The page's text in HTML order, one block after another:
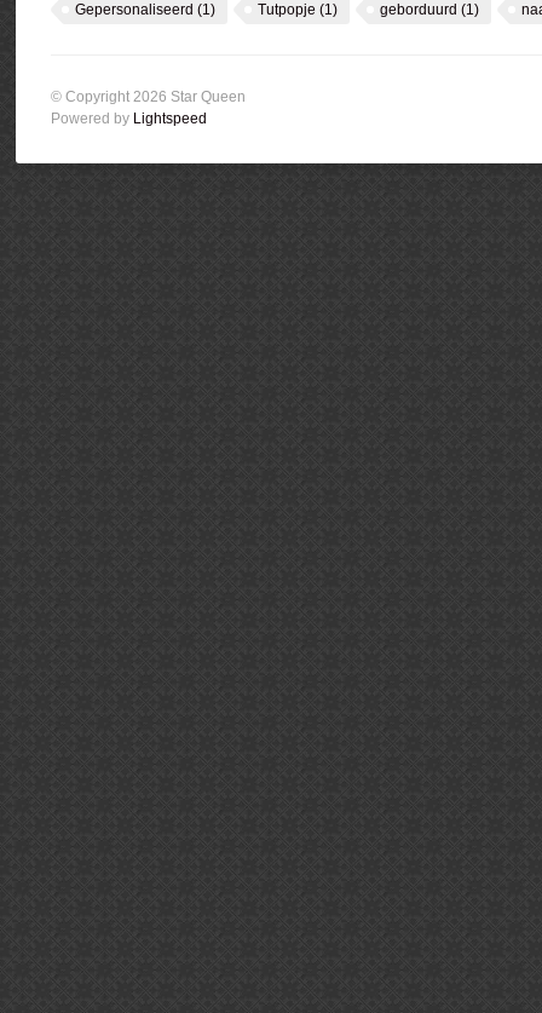
Gepersonaliseerd (1) Tutpopje (1) geborduurd (1)
© Copyright 2026 Star Queen
Powered by Lightspeed